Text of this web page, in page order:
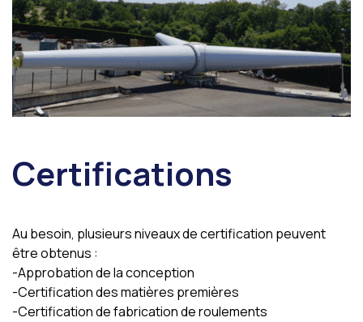
Certifications
Au besoin, plusieurs niveaux de certification peuvent
être obtenus :
-Approbation de la conception
-Certification des matières premières
-Certification de fabrication de roulements